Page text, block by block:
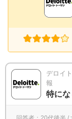
デロイ
報
特にな